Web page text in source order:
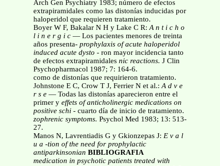
Arch Gen Psychiatry 1983; número de efectos
extrapiramidales como las distonías inducidas por
haloperidol que requieren tratamiento.
Boyer W F, Bakalar N H y Lake C R:A n t i c h o
l i n e r g i c— Los pacientes menores de treinta
años presenta- prophylaxis of acute haloperidol
induced acute dysto -ron mayor incidencia tanto
de efectos extrapiramidales nic reactions. J Clin
Psychopharmacol 1987; 7: 164-6.
como de distonías que requirieron tratamiento.
Johnstone E C, Crow T J, Ferrier N et al.:A d v e
r s e— Todas las distonías aparecieron entre el
primer y effets of anticholinergic medications on
positive schi -cuarto día de inicio de tratamiento.
zophrenic symptoms. Psychol Med 1983; 13: 513-
27.
Manos N, Lavrentiadis G y Gkionzepas J: E v a l
u a -tion of the need for prophylactic
antiparkinsonian BIBLIOGRAFIA
medication in psychotic patients treated with